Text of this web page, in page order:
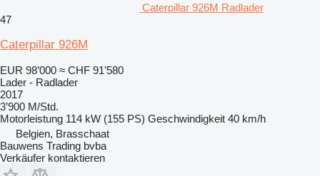
Caterpillar 926M Radlader
47
Caterpillar 926M
EUR 98’000 ≈ CHF 91’580
Lader - Radlader
2017
3’900 M/Std.
Motorleistung 114 kW (155 PS) Geschwindigkeit 40 km/h
Belgien, Brasschaat
Bauwens Trading bvba
Verkäufer kontaktieren